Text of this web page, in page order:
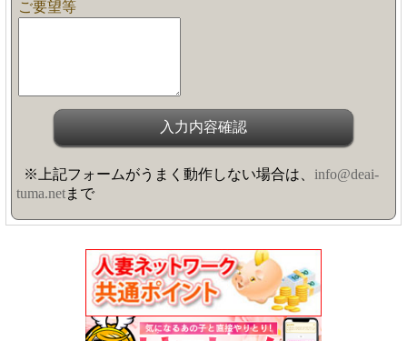
ご要望等
※上記フォームがうまく動作しない場合は、 info@deai-
tuma.netまで